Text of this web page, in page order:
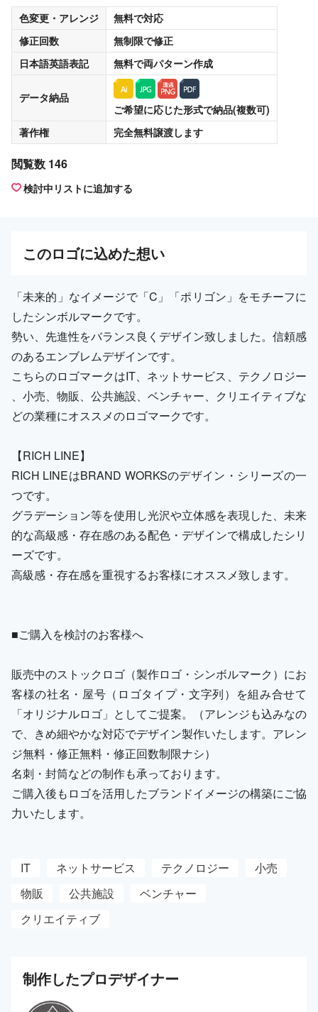
色変更・アレンジ
無料で対応
修正回数
無制限で修正
日本語英語表記
無料で両パターン作成
データ納品
ご希望に応じた形式で納品(複数可)
著作権
完全無料譲渡します
閲覧数 146
検討中リストに追加する
このロゴに込めた想い
「未来的」なイメージで「C」「ポリゴン」をモチーフに
したシンボルマークです。
勢い、先進性をバランス良くデザイン致しました。信頼感
のあるエンブレムデザインです。
こちらのロゴマークはIT、ネットサービス、テクノロジー
、小売、物販、公共施設、ベンチャー、クリエイティブな
どの業種にオススメのロゴマークです。
【RICH LINE】
RICH LINEはBRAND WORKSのデザイン・シリーズの一
つです。
グラデーション等を使用し光沢や立体感を表現した、未来
的な高級感・存在感のある配色・デザインで構成したシリ
ーズです。
高級感・存在感を重視するお客様にオススメ致します。
■ご購入を検討のお客様へ
販売中のストックロゴ（製作ロゴ・シンボルマーク）にお
客様の社名・屋号（ロゴタイプ・文字列）を組み合せて
「オリジナルロゴ」としてご提案。（アレンジも込みなの
で、きめ細やかな対応でデザイン製作いたします。アレン
ジ無料・修正無料・修正回数制限ナシ）
名刺・封筒などの制作も承っております。
ご購入後もロゴを活用したブランドイメージの構築にご協
力いたします。
IT ネットサービス テクノロジー
小売
物販
公共施設
ベンチャー
クリエイティブ
制作したプロデザイナー